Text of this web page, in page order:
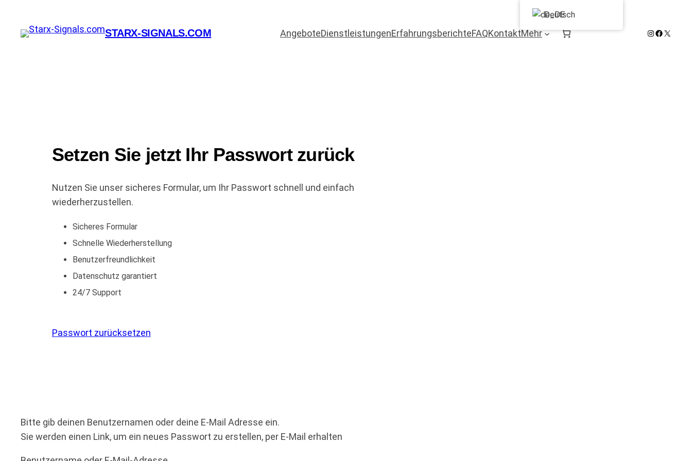
springen
STARX-SIGNALS.COM AngeboteDienstleistungenErfahrungsberichteFAQKontaktMehr Instagram
Facebook
X
Setzen Sie jetzt Ihr Passwort zurück
Nutzen Sie unser sicheres Formular, um Ihr Passwort schnell und einfach
wiederherzustellen.
Sicheres Formular
Schnelle Wiederherstellung
Benutzerfreundlichkeit
Datenschutz garantiert
24/7 Support
Passwort zurücksetzen
Bitte gib deinen Benutzernamen oder deine E-Mail Adresse ein.
Sie werden einen Link, um ein neues Passwort zu erstellen, per E-Mail erhalten
Deutsch